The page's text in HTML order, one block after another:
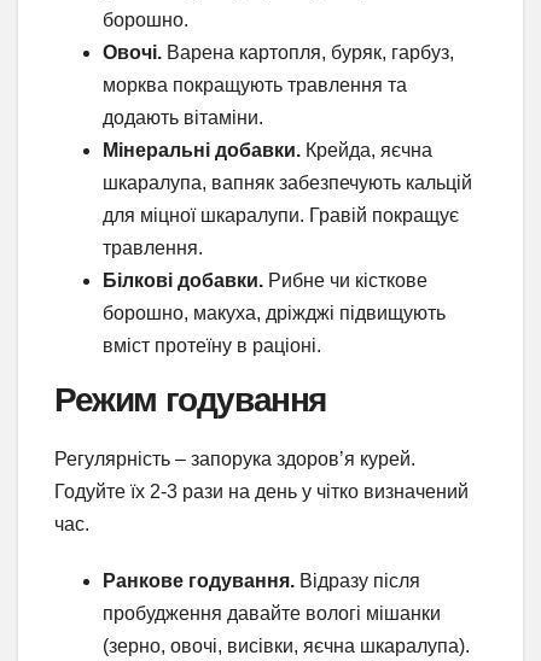
борошно.
Овочі. Варена картопля, буряк, гарбуз,
морква покращують травлення та
додають вітаміни.
Мінеральні добавки. Крейда, яєчна
шкаралупа, вапняк забезпечують кальцій
для міцної шкаралупи. Гравій покращує
травлення.
Білкові добавки. Рибне чи кісткове
борошно, макуха, дріжджі підвищують
вміст протеїну в раціоні.
Режим годування
Регулярність – запорука здоров’я курей.
Годуйте їх 2-3 рази на день у чітко визначений
час.
Ранкове годування. Відразу після
пробудження давайте вологі мішанки
(зерно, овочі, висівки, яєчна шкаралупа).